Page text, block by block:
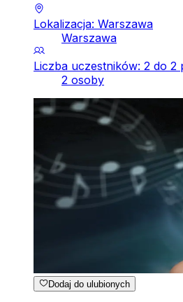
Lokalizacja: Warszawa
Warszawa
Liczba uczestników: 2 do 2
2 osoby
Dodaj do ulubionych